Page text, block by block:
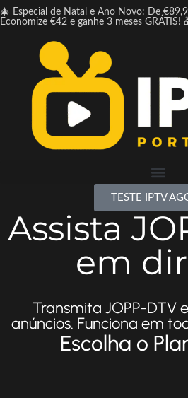
🎄 Especial de Natal e Ano Novo: De
Economize €42 e ganhe 3 meses GRÁTIS!
TESTE IPTV
Assista
em
Transmita JOPP-DTV
anúncios. Funciona em
Escolha o